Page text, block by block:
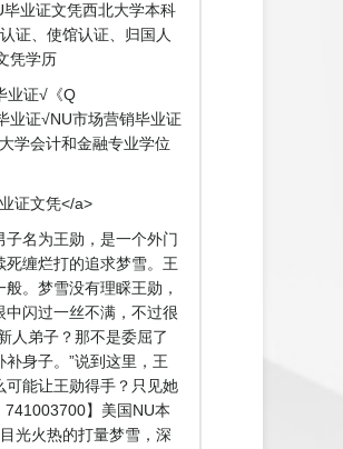
业证文凭西北大学本科
证、使馆认证、归国人
凭学历
业证√《Q
业证√NU市场营销毕业证
学会计和金融专业学位
证文凭</a>
名为王勋，是一个外门
缠烂打的追求梦雪。王
。梦雪没有理睬王勋，
闪过一丝不满，不过很
人弟子？那不是委屈了
身子。”说到这里，王
可能让王勋得手？只见她
】美国NU本
光火热的打量梦雪，深